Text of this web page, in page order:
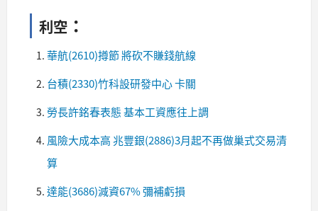
利空 ：​
華航(2610)撙節 將砍不賺錢航線
台積(2330)竹科設研發中心 卡關
勞長許銘春表態 基本工資應往上調
風險大成本高 兆豐銀(2886)3月起不再做巢式交易清
算
達能(3686)減資67% 彌補虧損